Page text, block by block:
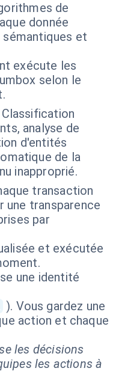
de
donnée
et
exécute les
selon le
Classification
analyse de
d'entités
de la
inapproprié.
transaction
une transparence
par
et exécutée
une identité
). Vous gardez une
action et chaque
les décisions
les actions à